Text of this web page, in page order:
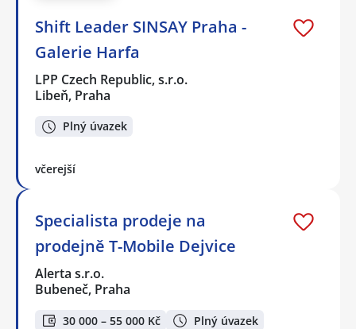
Shift Leader SINSAY Praha -
Galerie Harfa
LPP Czech Republic, s.r.o.
Libeň, Praha
Plný úvazek
včerejší
Specialista prodeje na
prodejně T-Mobile Dejvice
Alerta s.r.o.
Bubeneč, Praha
30 000 – 55 000 Kč
Plný úvazek